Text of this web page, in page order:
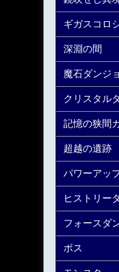
ギガスコロ
深淵の間
魔石ダンジ
クリスタル
記憶の狭間
超越の遺跡
パワーアッ
ヒストリー
フォースダ
ボス